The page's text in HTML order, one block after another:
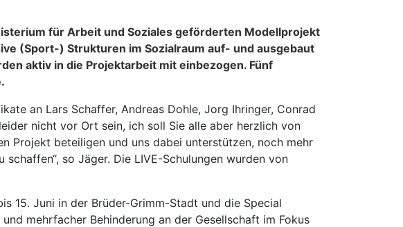
für Arbeit und Soziales geförderten Modellprojekt
(Sport-) Strukturen im Sozialraum auf- und ausgebaut
aktiv in die Projektarbeit mit einbezogen. Fünf
an Lars Schaffer, Andreas Dohle, Jorg Ihringer, Conrad
nicht vor Ort sein, ich soll Sie alle aber herzlich von
Projekt beteiligen und uns dabei unterstützen, noch mehr
so Jäger. Die LIVE-Schulungen wurden von
15. Juni in der Brüder-Grimm-Stadt und die Special
mehrfacher Behinderung an der Gesellschaft im Fokus